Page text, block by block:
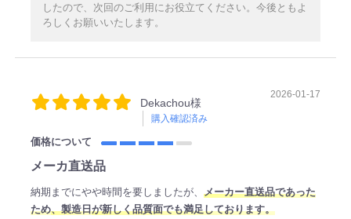
したので、次回のご利用にお役立てください。今後ともよ
ろしくお願いいたします。
Dekachou様
購入確認済み
2026-01-17
価格について
メーカ直送品
納期までにやや時間を要しましたが、 メーカー直送品であった
ため、製造日が新しく品質面でも満足しております。